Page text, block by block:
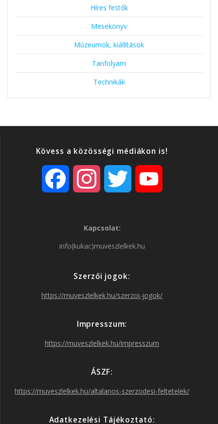
Híres festők
Mesekönyv
Múzeumok, kiállítások
Tanfolyam
Technikák
Kövess a közösségi médiákon is!
o
s
r
a
m
r
Kapcsolat:
info(kukac)muveszlelkek.hu
Szerzői jogok:
https://muveszlelkek.hu/szerzoi-jogok/
Impresszum:
https://muveszlelkek.hu/impresszum
ÁSZF:
https://muveszlelkek.hu/altalanos-szerzodesi-feltetelek/
Adatkezelési Tájékoztató: